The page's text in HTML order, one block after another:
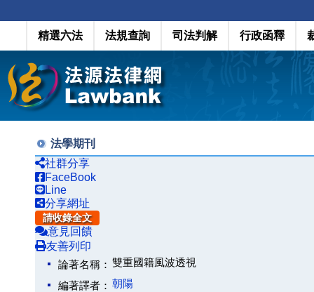
精選六法 法規查詢 司法判解 行政函釋
法學期刊
社群分享
FaceBook
Line
分享網址
請收錄全文
意見回饋
友善列印
論著名稱： 雙重國籍風波透視
編著譯者： 朝陽